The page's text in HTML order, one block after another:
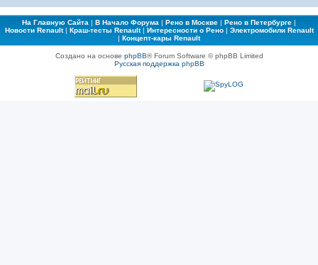
На Главную Сайта | В Начало Форума | Рено в Москве | Рено в Петербурге |
Новости Renault| Краш-тесты Renault| Интересности о Рено| Электромобили Renault
| Концепт-кары Renault
Создано на основе phpBB® Forum Software © phpBB Limited
Русская поддержка phpBB